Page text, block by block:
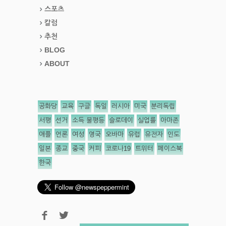
스포츠
칼럼
추천
BLOG
ABOUT
공화당 교육 구글 독일 러시아 미국 분리독립
서평 선거 소득 불평등 슬로데이 실업률 아마존
애플 언론 여성 영국 오바마 유럽 유전자 인도
일본 종교 중국 커피 코로나19 트위터 페이스북
한국